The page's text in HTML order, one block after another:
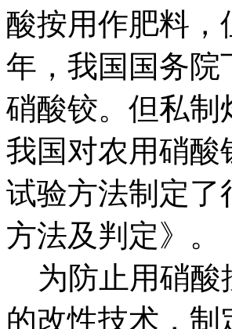
酸按用作肥料，
年，我国国务院
硝酸铰。但私制
我国对农用硝酸
试验方法制定
方法及判定》
为防止用硝酸
的改性技术，